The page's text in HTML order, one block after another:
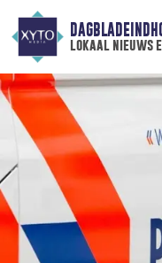
lokaal nieuws